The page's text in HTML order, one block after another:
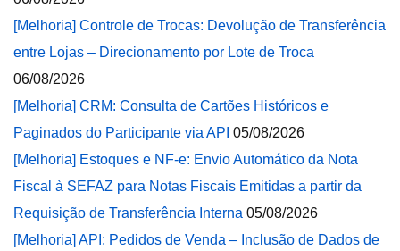
[Melhoria] Controle de Trocas: Devolução de Transferência
entre Lojas – Direcionamento por Lote de Troca
06/08/2026
[Melhoria] CRM: Consulta de Cartões Históricos e
Paginados do Participante via API 05/08/2026
[Melhoria] Estoques e NF-e: Envio Automático da Nota
Fiscal à SEFAZ para Notas Fiscais Emitidas a partir da
Requisição de Transferência Interna 05/08/2026
[Melhoria] API: Pedidos de Venda – Inclusão de Dados de